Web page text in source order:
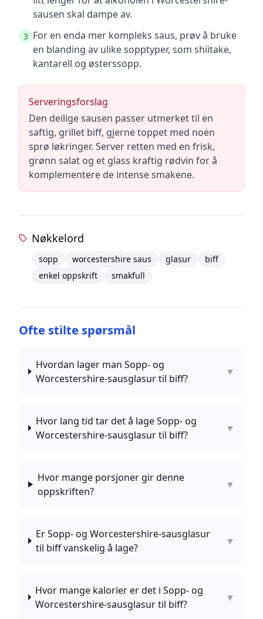
sausen skal dampe av.
3 For en enda mer kompleks saus, prøv å bruke
en blanding av ulike sopptyper, som shiitake,
kantarell og østerssopp.
Serveringsforslag
Den deilige sausen passer utmerket til en
saftig, grillet biff, gjerne toppet med noen
sprø løkringer. Server retten med en frisk,
grønn salat og et glass kraftig rødvin for å
komplementere de intense smakene.
Nøkkelord
sopp worcestershire saus glasur
biff
enkel oppskrift
smakfull
Ofte stilte spørsmål
Hvordan lager man Sopp- og
Worcestershire-sausglasur til biff?
▼
Hvor lang tid tar det å lage Sopp- og
Worcestershire-sausglasur til biff?
▼
Hvor mange porsjoner gir denne
oppskriften?
▼
Er Sopp- og Worcestershire-sausglasur
til biff vanskelig å lage?
▼
Hvor mange kalorier er det i Sopp- og
Worcestershire-sausglasur til biff?
▼